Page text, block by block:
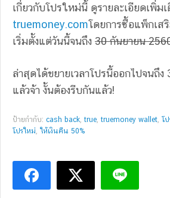
เกี่ยวกับโปรใหม่นี้ ดูรายละเอียดเพิ่ม
truemoney.comโดยการซื้อแพ็กเส
เริ่มตั้งแต่วันนี้จนถึง 30 กันยายน
ล่าสุดได้ขยายเวลาโปรนี้ออกไปจนถึ
แล้วจ้า งั้นต้องรีบกันแล้ว!
ป้ายกำกับ: cash back ,true ,truemoney wallet โ
โปรใหม่ ให้เงินคืน 50%